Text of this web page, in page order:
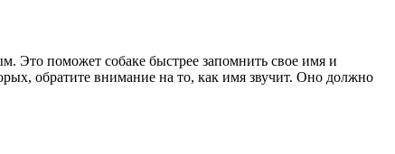
Это поможет собаке быстрее запомнить свое имя и
обратите внимание на то, как имя звучит. Оно должно